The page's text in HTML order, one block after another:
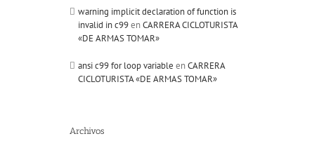
warning implicit declaration of function is
invalid in c99enCARRERA CICLOTURISTA
«DE ARMAS TOMAR»
ansi c99 for loop variable enCARRERA
CICLOTURISTA «DE ARMAS TOMAR»
Archivos